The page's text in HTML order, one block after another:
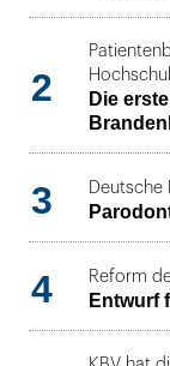
2
Die
3
4 Reform
Entwurf